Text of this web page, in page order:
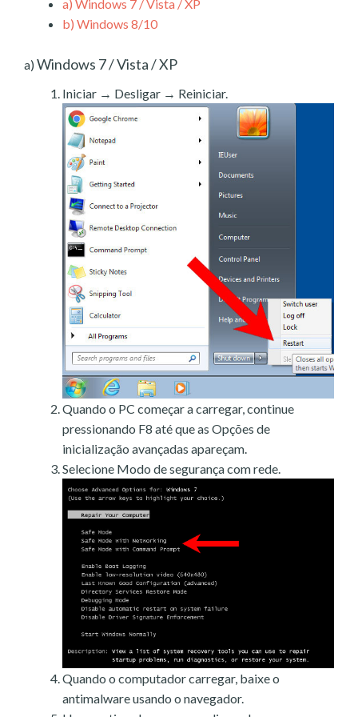
a) Windows 7 / Vista / XP
b) Windows 8/10
a) Windows 7 / Vista / XP
Iniciar → Desligar → Reiniciar.
Quando o PC começar a carregar, continue
pressionando F8 até que as Opções de
inicialização avançadas apareçam.
Selecione Modo de segurança com rede.
Quando o computador carregar, baixe o
antimalware usando o navegador.